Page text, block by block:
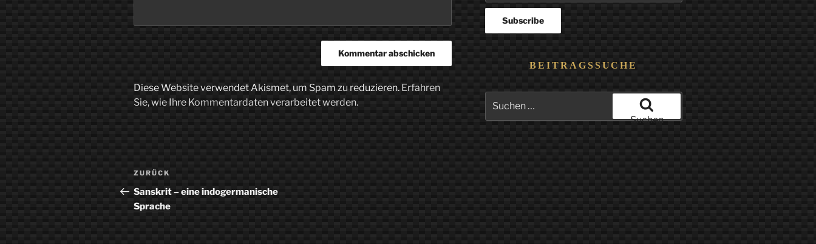
Diese Website verwendet Akismet, um Spam zu reduzieren. Erfahren
Sie, wie Ihre Kommentardaten verarbeitet werden.
Beitragsnavigation
Vorheriger
Beitrag
ZURÜCK
Sanskrit – eine indogermanische
Sprache
BEITRAGSSUCHE
nach:
Suchen